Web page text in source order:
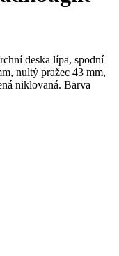
deska lípa, spodní
nultý pražec 43 mm,
niklovaná. Barva